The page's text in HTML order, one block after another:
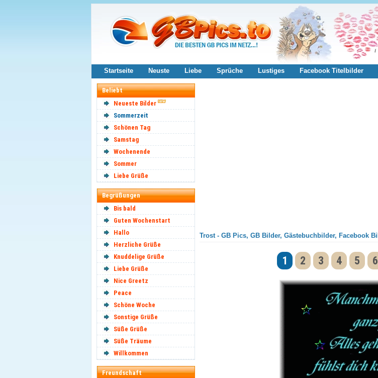
Startseite Neuste Liebe Sprüche Lustiges Facebook Titelbilder
Beliebt
Neueste Bilder
Sommerzeit
Schönen Tag
Samstag
Wochenende
Sommer
Liebe Grüße
Begrüßungen
Bis bald
Guten Wochenstart
Hallo
Herzliche Grüße
Knuddelige Grüße
Liebe Grüße
Nice Greetz
Peace
Schöne Woche
Sonstige Grüße
Süße Grüße
Süße Träume
Willkommen
Freundschaft
Trost - GB Pics, GB Bilder, Gästebuchbilder, Facebook
1 2 3 4 5 6